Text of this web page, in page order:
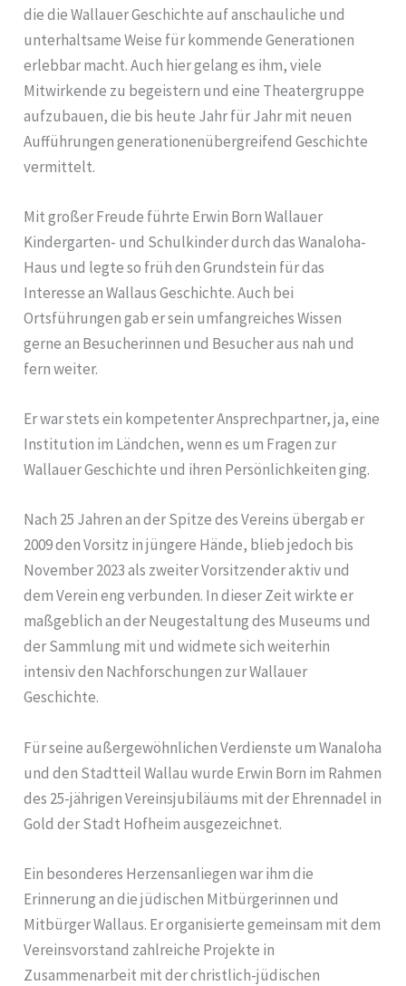
die die Wallauer Geschichte auf anschauliche und
unterhaltsame Weise für kommende Generationen
erlebbar macht. Auch hier gelang es ihm, viele
Mitwirkende zu begeistern und eine Theatergruppe
aufzubauen, die bis heute Jahr für Jahr mit neuen
Aufführungen generationenübergreifend Geschichte
vermittelt.
Mit großer Freude führte Erwin Born Wallauer
Kindergarten- und Schulkinder durch das Wanaloha-
Haus und legte so früh den Grundstein für das
Interesse an Wallaus Geschichte. Auch bei
Ortsführungen gab er sein umfangreiches Wissen
gerne an Besucherinnen und Besucher aus nah und
fern weiter.
Er war stets ein kompetenter Ansprechpartner, ja, eine
Institution im Ländchen, wenn es um Fragen zur
Wallauer Geschichte und ihren Persönlichkeiten ging.
Nach 25 Jahren an der Spitze des Vereins übergab er
2009 den Vorsitz in jüngere Hände, blieb jedoch bis
November 2023 als zweiter Vorsitzender aktiv und
dem Verein eng verbunden. In dieser Zeit wirkte er
maßgeblich an der Neugestaltung des Museums und
der Sammlung mit und widmete sich weiterhin
intensiv den Nachforschungen zur Wallauer
Geschichte.
Für seine außergewöhnlichen Verdienste um Wanaloha
und den Stadtteil Wallau wurde Erwin Born im Rahmen
des 25-jährigen Vereinsjubiläums mit der Ehrennadel in
Gold der Stadt Hofheim ausgezeichnet.
Ein besonderes Herzensanliegen war ihm die
Erinnerung an die jüdischen Mitbürgerinnen und
Mitbürger Wallaus. Er organisierte gemeinsam mit dem
Vereinsvorstand zahlreiche Projekte in
Zusammenarbeit mit der christlich-jüdischen